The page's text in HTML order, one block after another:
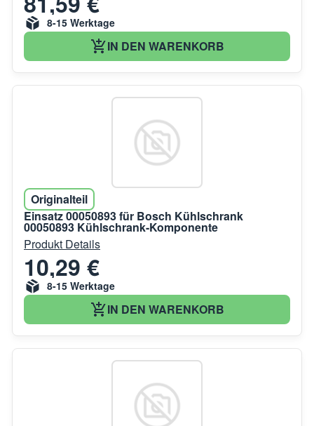
8-15 Werktage
IN DEN WARENKORB
Originalteil
Einsatz 00050893 für Bosch Kühlschrank
00050893 Kühlschrank-Komponente
Produkt Details
10,29 €
8-15 Werktage
IN DEN WARENKORB